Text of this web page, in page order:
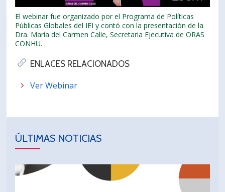
El webinar fue organizado por el Programa de Políticas
Públicas Globales del IEI y contó con la presentación de la
Dra. María del Carmen Calle, Secretaria Ejecutiva de ORAS
CONHU.
ENLACES RELACIONADOS
Ver Webinar
ÚLTIMAS NOTICIAS